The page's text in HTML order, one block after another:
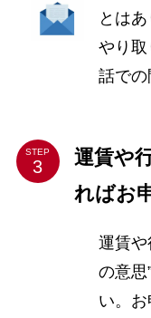
とは
やり
話での
STEP
運賃や
ればお
運賃や
の意思
い。